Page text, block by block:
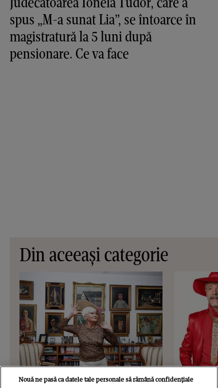
spus „M-a sunat Lia”, se întoarce în
magistratură la 5 luni după
pensionare. Ce va face
Din aceeași categorie
VEDETE SI EVENIMENTE VEDETE
Nouă ne pasă ca datele tale personale să rămână confidențiale